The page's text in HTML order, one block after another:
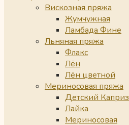
Вискозная пряжа
Жумчужная
Ламбада Фине
Льняная пряжа
Флакс
Лён
Лён цветной
Мериносовая пряжа
Детский Каприз
Лайка
Мериносовая